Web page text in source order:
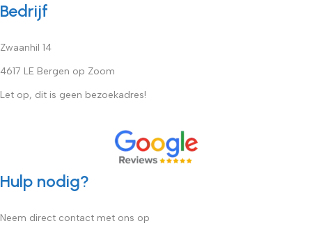
Bedrijf
Zwaanhil 14
4617 LE Bergen op Zoom
Let op, dit is geen bezoekadres!
Hulp nodig?
Neem direct contact met ons op